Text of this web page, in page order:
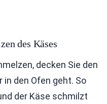
des Käses
decken Sie den
in den Ofen geht. So
der Käse schmilzt